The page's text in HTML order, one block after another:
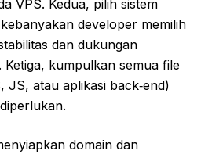
VPS. Kedua, pilih sistem
developer memilih
dan dukungan
Ketiga, kumpulkan semua file
JS, atau aplikasi back‑end)
domain dan